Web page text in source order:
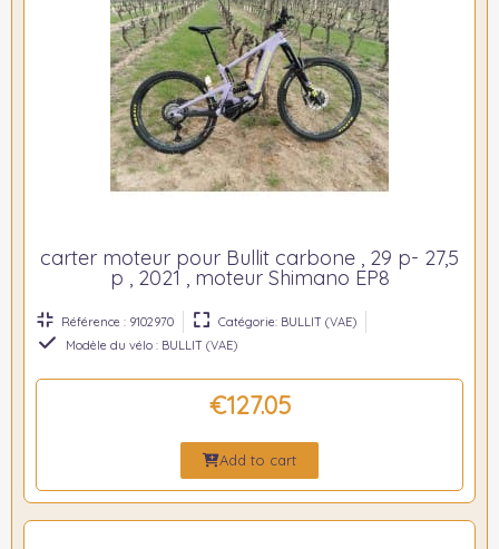
carter moteur pour Bullit carbone , 29 p- 27,5
p , 2021 , moteur Shimano EP8
Référence : 9102970
Catégorie: BULLIT (VAE)
Modèle du vélo : BULLIT (VAE)
€127.05
Add to cart